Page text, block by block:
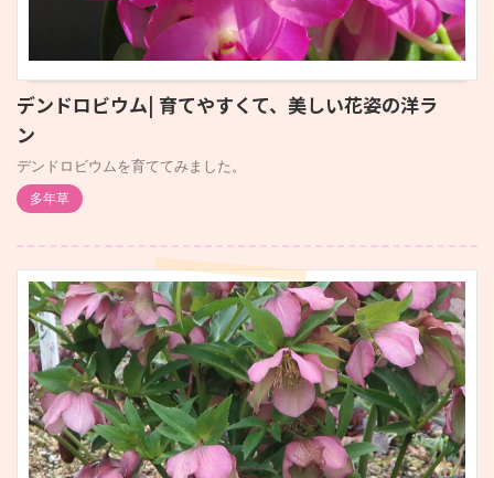
デンドロビウム| 育てやすくて、美しい花姿の洋ラ
ン
デンドロビウムを育ててみました。
多年草